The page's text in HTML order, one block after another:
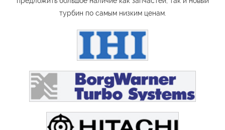
турбин по самым низким ценам.